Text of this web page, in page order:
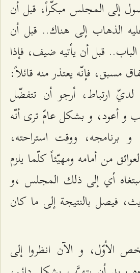
إلى المجلس مبكّراً، قبل أن
الذهاب إلى هناك.. قبل أن
قبل أن يأتيه ضيف، فإذا
مسبق، فإنّه يعتذر منه قائلاً:
ارتباط، أرجو أن تتفضّل
و أعود، و بشكل عامّ ترى أنّه
و برنامجه، ووقت استراحته،
من أمامه ومهيّئاً كلّما يلزم
أي إلى ذلك المجلس ،و
فيصل بالنتيجة إلى ما كان
الأوّل، و الآن انظروا إلى